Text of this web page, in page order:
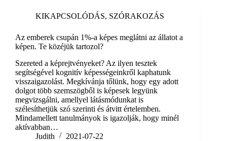
KIKAPCSOLÓDÁS, SZÓRAKOZÁS
Az emberek csupán 1%-a képes meglátni az állatot a
képen. Te közéjük tartozol?
Szereted a képrejtvényeket? Az ilyen tesztek
segítségével kognitív képességeinkről kaphatunk
visszaigazolást. Megkívánja tőlünk, hogy egy adott
dolgot több szemszögből is képesek legyünk
megvizsgálni, amellyel látásmódunkat is
szélesíthetjük szó szerinti és átvitt értelemben.
Mindamellett tanulmányok is igazolják, hogy minél
aktívabban…
Judith
2021-07-22